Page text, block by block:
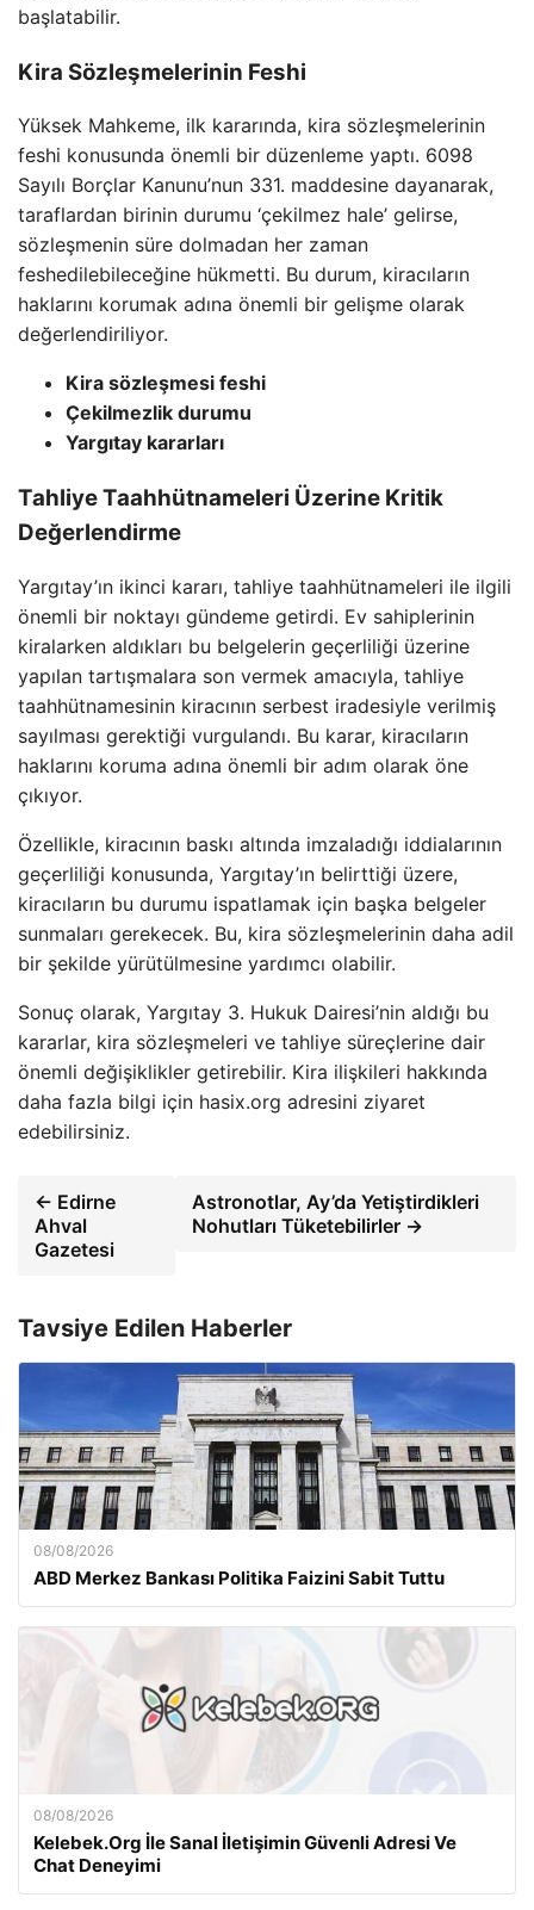
başlatabilir.
Kira Sözleşmelerinin Feshi
Yüksek Mahkeme, ilk kararında, kira sözleşmelerinin
feshi konusunda önemli bir düzenleme yaptı. 6098
Sayılı Borçlar Kanunu’nun 331. maddesine dayanarak,
taraflardan birinin durumu ‘çekilmez hale’ gelirse,
sözleşmenin süre dolmadan her zaman
feshedilebileceğine hükmetti. Bu durum, kiracıların
haklarını korumak adına önemli bir gelişme olarak
değerlendiriliyor.
Kira sözleşmesi feshi
Çekilmezlik durumu
Yargıtay kararları
Tahliye Taahhütnameleri Üzerine Kritik
Değerlendirme
Yargıtay’ın ikinci kararı, tahliye taahhütnameleri ile ilgili
önemli bir noktayı gündeme getirdi. Ev sahiplerinin
kiralarken aldıkları bu belgelerin geçerliliği üzerine
yapılan tartışmalara son vermek amacıyla, tahliye
taahhütnamesinin kiracının serbest iradesiyle verilmiş
sayılması gerektiği vurgulandı. Bu karar, kiracıların
haklarını koruma adına önemli bir adım olarak öne
çıkıyor.
Özellikle, kiracının baskı altında imzaladığı iddialarının
geçerliliği konusunda, Yargıtay’ın belirttiği üzere,
kiracıların bu durumu ispatlamak için başka belgeler
sunmaları gerekecek. Bu, kira sözleşmelerinin daha adil
bir şekilde yürütülmesine yardımcı olabilir.
Sonuç olarak, Yargıtay 3. Hukuk Dairesi’nin aldığı bu
kararlar, kira sözleşmeleri ve tahliye süreçlerine dair
önemli değişiklikler getirebilir. Kira ilişkileri hakkında
daha fazla bilgi için hasix.org adresini ziyaret
edebilirsiniz.
← Edirne
Ahval
Gazetesi
Astronotlar, Ay’da Yetiştirdikleri
Nohutları Tüketebilirler →
Tavsiye Edilen Haberler
08/08/2026
ABD Merkez Bankası Politika Faizini Sabit Tuttu
08/08/2026
Kelebek.Org İle Sanal İletişimin Güvenli Adresi Ve
Chat Deneyimi